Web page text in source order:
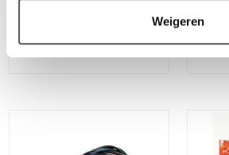
Weigeren
Apple Carplay / Android Auto
(Peugeot)